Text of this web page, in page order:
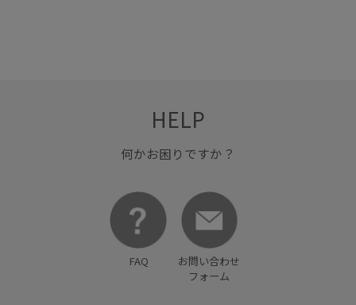
HELP
何かお困りですか？
FAQ
お問い合わせ
フォーム